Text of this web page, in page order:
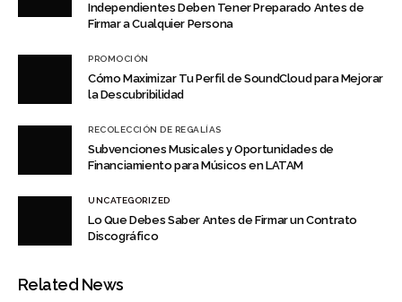
Independientes Deben Tener Preparado Antes de
Firmar a Cualquier Persona
PROMOCIÓN
Cómo Maximizar Tu Perfil de SoundCloud para Mejorar
la Descubribilidad
RECOLECCIÓN DE REGALÍAS
Subvenciones Musicales y Oportunidades de
Financiamiento para Músicos en LATAM
UNCATEGORIZED
Lo Que Debes Saber Antes de Firmar un Contrato
Discográfico
Related News